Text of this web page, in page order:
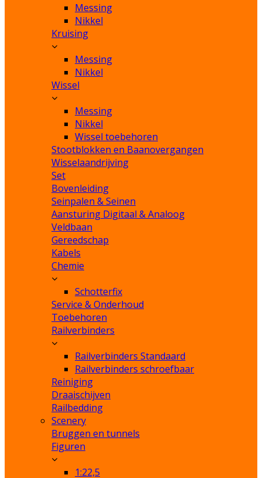
Messing
Nikkel
Kruising
Messing
Nikkel
Wissel
Messing
Nikkel
Wissel toebehoren
Stootblokken en Baanovergangen
Wisselaandrijving
Set
Bovenleiding
Seinpalen & Seinen
Aansturing Digitaal & Analoog
Veldbaan
Gereedschap
Kabels
Chemie
Schotterfix
Service & Onderhoud
Toebehoren
Railverbinders
Railverbinders Standaard
Railverbinders schroefbaar
Reiniging
Draaischijven
Railbedding
Scenery
Bruggen en tunnels
Figuren
1:22,5